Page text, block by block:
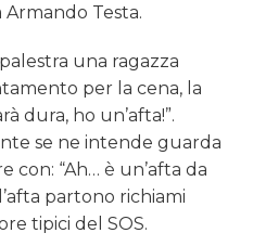
Armando Testa.
una ragazza
per la cena, la
dura, ho un’afta!”.
se ne intende guarda
con: “Ah… è un’afta da
partono richiami
tipici del SOS.